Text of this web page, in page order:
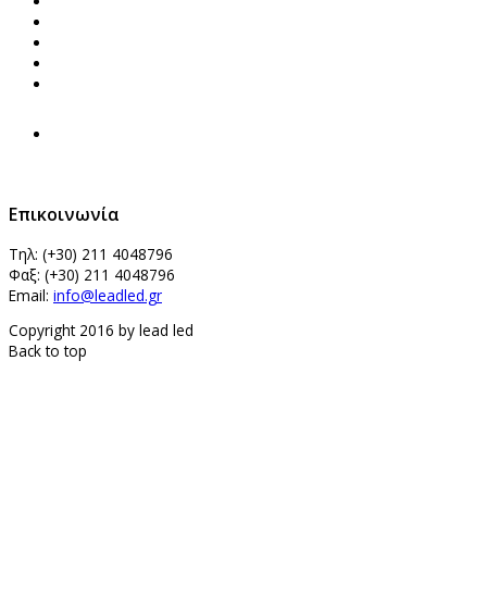
Επικοινωνία
Τηλ: (+30) 211 4048796
Φαξ: (+30) 211 4048796
Email: info@leadled.gr
Copyright 2016 by lead led
Back to top